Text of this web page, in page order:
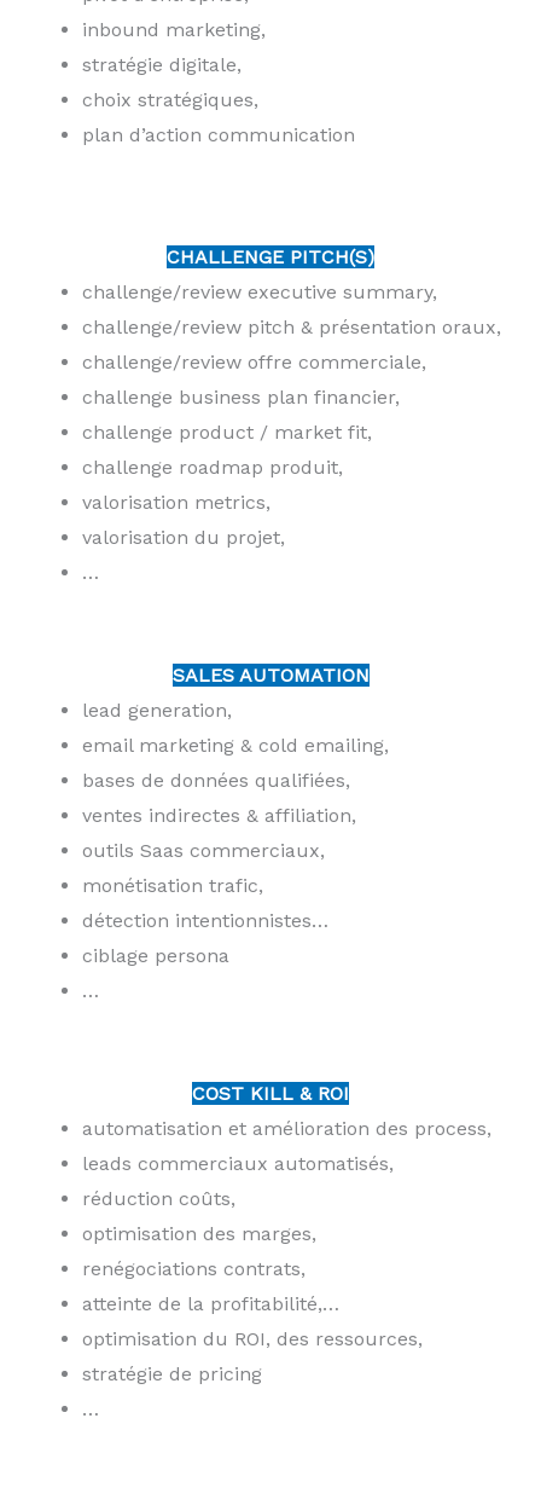
inbound marketing,
stratégie digitale,
choix stratégiques,
plan d’action communication
CHALLENGE PITCH(S)
challenge/review executive summary,
challenge/review pitch & présentation oraux,
challenge/review offre commerciale,
challenge business plan financier,
challenge product / market fit,
challenge roadmap produit,
valorisation metrics,
valorisation du projet,
…
SALES AUTOMATION
lead generation,
email marketing & cold emailing,
bases de données qualifiées,
ventes indirectes & affiliation,
outils Saas commerciaux,
monétisation trafic,
détection intentionnistes…
ciblage persona
…
COST KILL & ROI
automatisation et amélioration des process,
leads commerciaux automatisés,
réduction coûts,
optimisation des marges,
renégociations contrats,
atteinte de la profitabilité,…
optimisation du ROI, des ressources,
stratégie de pricing
…